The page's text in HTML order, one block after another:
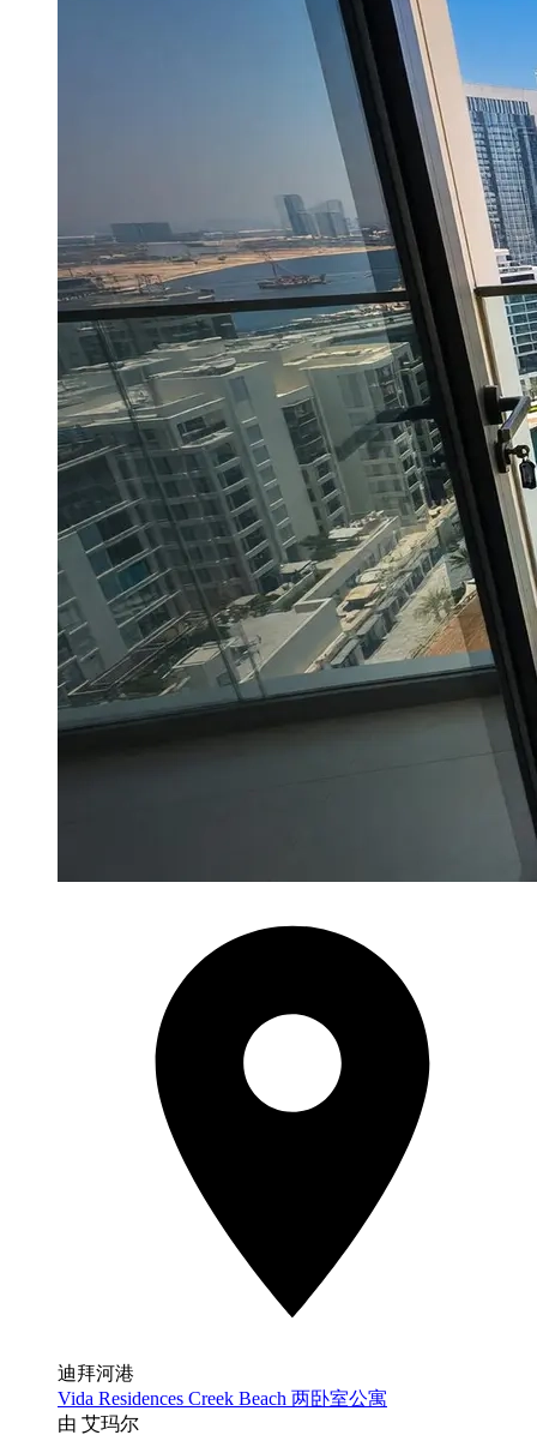
迪拜河港
Vida Residences Creek Beach 两卧室公寓
由 艾玛尔